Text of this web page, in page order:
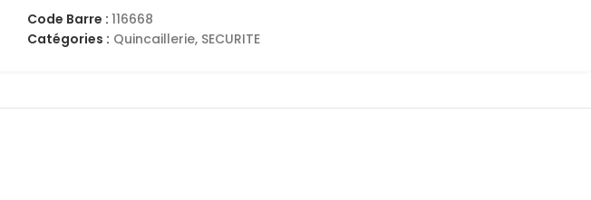
Code Barre : 116668
Catégories : Quincaillerie, SECURITE